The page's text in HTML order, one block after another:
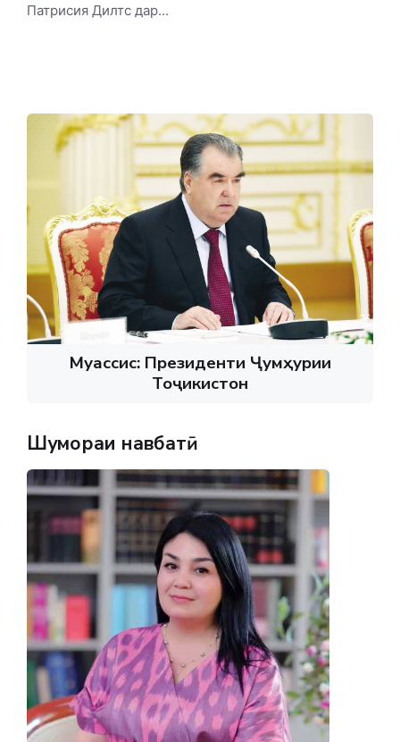
Патрисия Дилтс дар...
Муассис: Президенти Ҷумҳурии
Тоҷикистон
Шумораи навбатӣ